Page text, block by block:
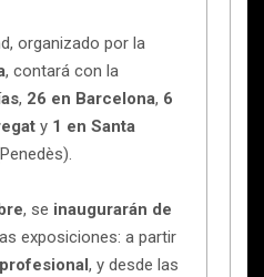
organizado por la
, contará con la
, 26 en Barcelona, 6
y 1 en Santa
, se inaugurarán de
exposiciones: a partir
, y desde las